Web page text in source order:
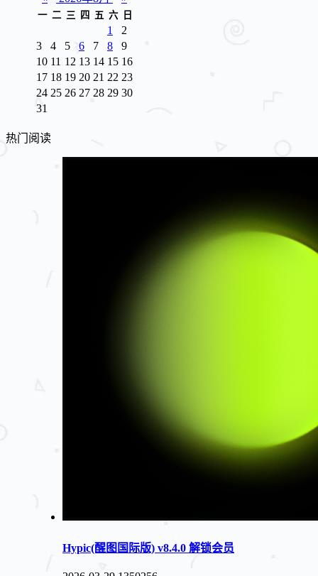
一 二 三 四 五 六 日
1
2
3
4 5 6 7 8
9
10 11 12 13 14 15 16
17 18 19 20 21 22 23
24 25 26 27 28 29 30
31
热门阅读
Hypic(醒图国际版) v8.4.0 解锁会员